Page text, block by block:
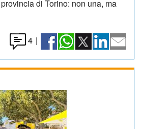
di Torino: non una, ma
4 |